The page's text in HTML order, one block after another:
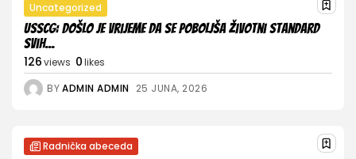
Uncategorized
USSCG: Došlo je vrijeme da se poboljša životni standard
svih...
126views 0likes
BYADMIN ADMIN 25 JUNA, 2026
Radnička abeceda